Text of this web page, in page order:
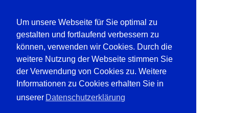
Um unsere Webseite für Sie optimal zu
gestalten und fortlaufend verbessern zu
können, verwenden wir Cookies. Durch die
weitere Nutzung der Webseite stimmen Sie
der Verwendung von Cookies zu. Weitere
Informationen zu Cookies erhalten Sie in
unserer Datenschutzerklärung